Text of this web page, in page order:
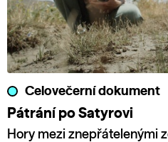
Celovečerní dokument
Pátrání po Satyrovi
Hory mezi znepřátelenými